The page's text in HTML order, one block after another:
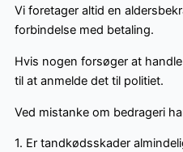
Vi foretager altid en
forbindelse med betaling.
Hvis nogen forsøger at
til at anmelde det til politiet.
Ved mistanke om bedrageri
1. Er tandkødsskader